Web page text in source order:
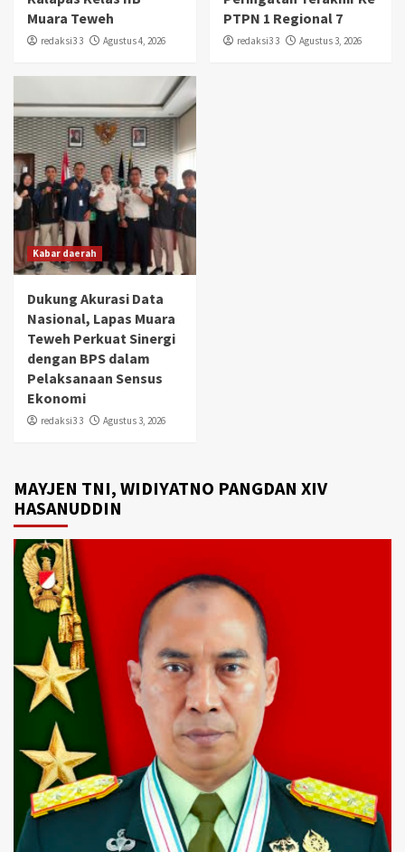
Muara Teweh
redaksi3 3 Agustus 4, 2026
PTPN 1 Regional 7
redaksi3 3 Agustus 3, 2026
Kabar daerah
Dukung Akurasi Data
Nasional, Lapas Muara
Teweh Perkuat Sinergi
dengan BPS dalam
Pelaksanaan Sensus
Ekonomi
redaksi3 3 Agustus 3, 2026
MAYJEN TNI, WIDIYATNO PANGDAN XIV
HASANUDDIN